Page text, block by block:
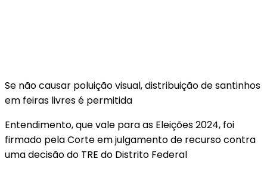
Se não causar poluição visual, distribuição de santinhos
em feiras livres é permitida
Entendimento, que vale para as Eleições 2024, foi
firmado pela Corte em julgamento de recurso contra
uma decisão do TRE do Distrito Federal